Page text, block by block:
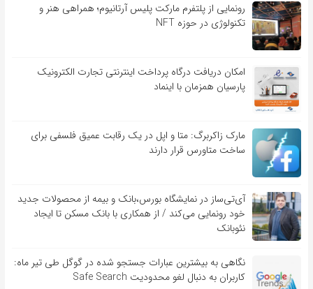
رونمایی از پلتفرم مارکت پلیس آرتانیوم؛ همراهی هنر و
تکنولوژی در حوزه NFT
امکان دریافت درگاه پرداخت اینترنتی تجارت الکترونیک
پارسیان همزمان با اینماد
مارک زاکربرگ: متا و اپل در یک رقابت عمیق فلسفی برای
ساخت متاورس قرار دارند
آی‌تی‌ساز در نمایشگاه بورس،بانک و بیمه از محصولات جدید
خود رونمایی می‌کند / از همکاری با بانک مسکن تا ایجاد
نئوبانک
نگاهی به بیشترین عبارات جستجو شده در گوگل طی تیر ماه:
کاربران به دنبال لغو محدودیت Safe Search